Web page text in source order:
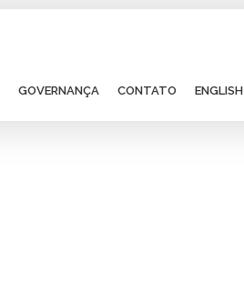
GOVERNANÇA CONTATO ENGLISH